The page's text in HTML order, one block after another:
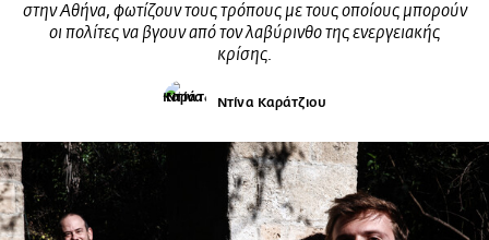
στην Αθήνα, φωτίζουν τους τρόπους με τους οποίους μπορούν
οι πολίτες να βγουν από τον λαβύρινθο της ενεργειακής
κρίσης.
Ντίνα Καράτζιου